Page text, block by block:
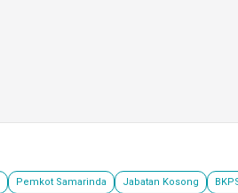
Pemkot Samarinda Jabatan Kosong